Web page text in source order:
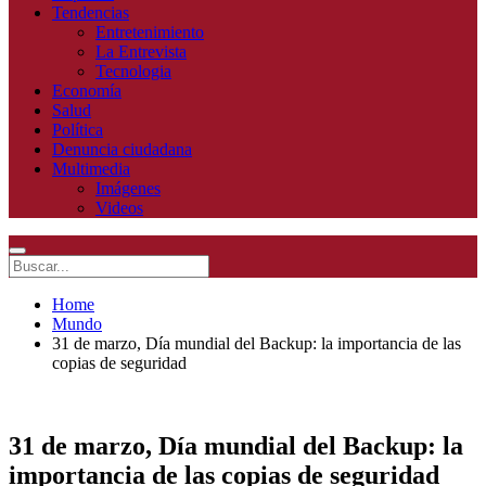
Tendencias
Entretenimiento
La Entrevista
Tecnologia
Economía
Salud
Política
Denuncia ciudadana
Multimedia
Imágenes
Videos
Home
Mundo
31 de marzo, Día mundial del Backup: la importancia de las
copias de seguridad
31 de marzo, Día mundial del Backup: la
importancia de las copias de seguridad